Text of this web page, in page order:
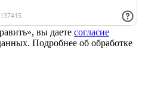
вы даете согласие
Подробнее об обработке